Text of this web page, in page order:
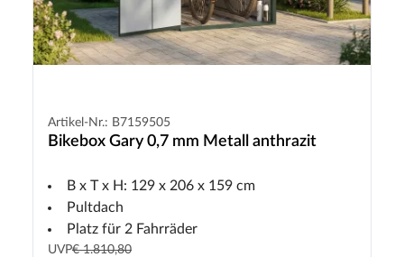
Artikel-Nr.: B7159505
Bikebox Gary 0,7 mm Metall anthrazit
B x T x H: 129 x 206 x 159 cm
Pultdach
Platz für 2 Fahrräder
UVP€ 1.810,80